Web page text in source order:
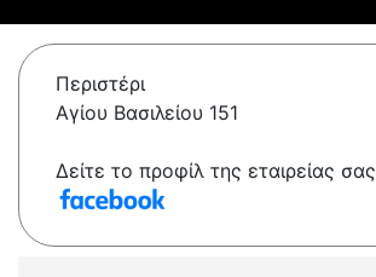
Περιστέρι
Αγίου Βασιλείου 151
Δείτε το προφίλ της εταιρείας σας